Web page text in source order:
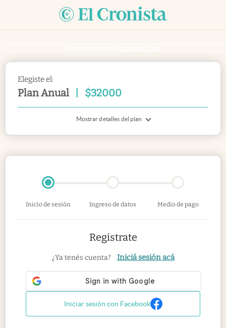
Elegiste el:
Plan Anual $32000
Mostrar detalles del plan
Inicio de sesión Ingreso de datos Medio de pago
Registrate
¿Ya tenés cuenta? Iniciá sesión acá
Iniciar sesión con Facebook